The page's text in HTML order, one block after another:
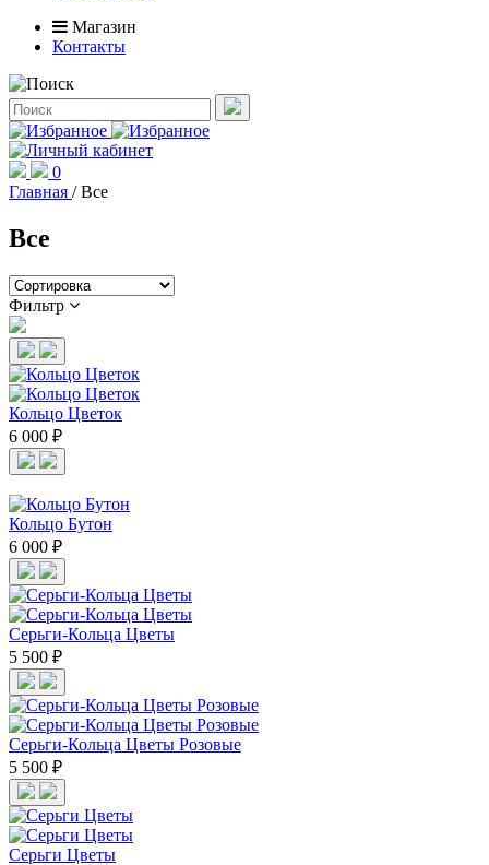
Магазин
Контакты
0
Главная /Все
Все
Фильтр
Кольцо Цветок
6 000 ₽
Кольцо Бутон
6 000 ₽
Cерьги-Кольца Цветы
5 500 ₽
Cерьги-Кольца Цветы Розовые
5 500 ₽
Cерьги Цветы